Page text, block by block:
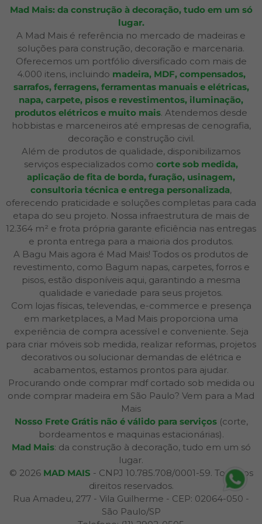
Mad Mais: da construção à decoração, tudo em um só
lugar.
A Mad Mais é referência no mercado de madeiras e
soluções para construção, decoração e marcenaria.
Oferecemos um portfólio diversificado com mais de
4.000 itens, incluindo madeira, MDF, compensados,
sarrafos, ferragens, ferramentas manuais e elétricas,
napa, carpete, pisos e revestimentos, iluminação,
produtos elétricos e muito mais. Atendemos desde
hobbistas e marceneiros até empresas de cenografia,
decoração e construção civil.
Além de produtos de qualidade, disponibilizamos
serviços especializados como corte sob medida,
aplicação de fita de borda, furação, usinagem,
consultoria técnica e entrega personalizada,
oferecendo praticidade e soluções completas para cada
etapa do seu projeto. Nossa infraestrutura de mais de
12.364 m² e frota própria garante eficiência nas entregas
e pronta entrega para a maioria dos produtos.
A Bagu Mais agora é Mad Mais! Todos os produtos de
revestimento, como Bagum napas, carpetes, forros e
pisos, estão disponíveis aqui, garantindo a mesma
qualidade e variedade para seus projetos.
Com lojas físicas, televendas, e-commerce e presença
em marketplaces, a Mad Mais proporciona uma
experiência de compra acessível e conveniente. Seja
para criar móveis sob medida, realizar reformas, projetos
decorativos ou solucionar demandas de elétrica e
acabamentos, estamos prontos para ajudar.
Procurando onde comprar mdf cortado sob medida ou
onde comprar madeira em São Paulo? Vem para a Mad
Mais
Nosso Frete Grátis não é válido para serviços(corte,
bordeamentos e maquinas estacionárias).
Mad Mais: da construção à decoração, tudo em um só
lugar.
© 2026 MAD MAIS - CNPJ 10.785.708/0001-59. Todos os
direitos reservados.
Rua Amadeu, 277 - Vila Guilherme - CEP: 02064-050 -
São Paulo/SP